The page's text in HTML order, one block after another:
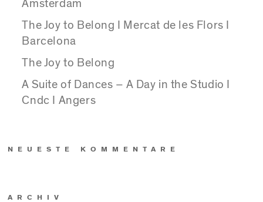
Amsterdam
The Joy to Belong I Mercat de les Flors I
Barcelona
The Joy to Belong
A Suite of Dances – A Day in the Studio I
Cndc I Angers
NEUESTE KOMMENTARE
ARCHIV